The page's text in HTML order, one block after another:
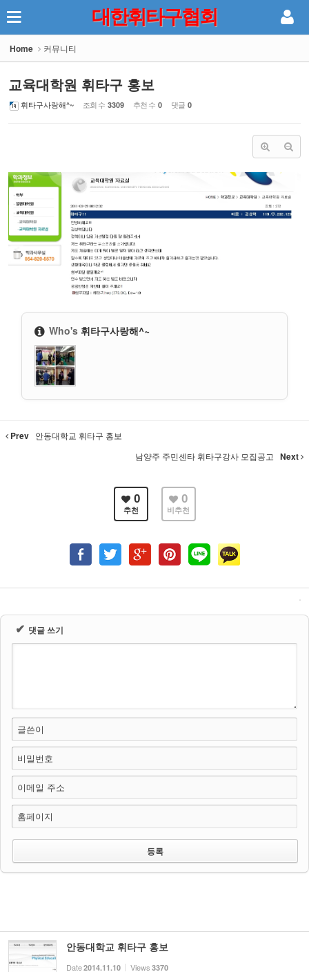
대한휘타구협회
Home 커뮤니티
교육대학원 휘타구 홍보
휘타구사랑해^~ 조회 수 3309 추천 수 0 댓글 0
Who's 휘타구사랑해^~
Prev 안동대학교 휘타구 홍보
남양주 주민센타 휘타구강사 모집공고
Next
0
추천
0
비추천
✔ 댓글 쓰기
글쓴이
비밀번호
이메일 주소
홈페이지
안동대학교 휘타구 홍보
Date2014.11.10 Views 3370
Sketchbook5, 스케치북5